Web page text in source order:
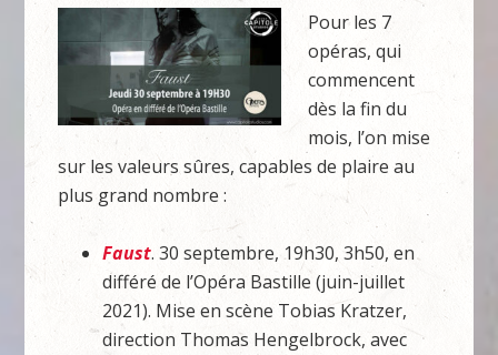
Pour les 7
opéras, qui
commencent
dès la fin du
mois, l’on mise
sur les valeurs sûres, capables de plaire au
plus grand nombre :
Faust. 30 septembre, 19h30, 3h50, en
différé de l’Opéra Bastille (juin-juillet
2021). Mise en scène Tobias Kratzer,
direction Thomas Hengelbrock, avec